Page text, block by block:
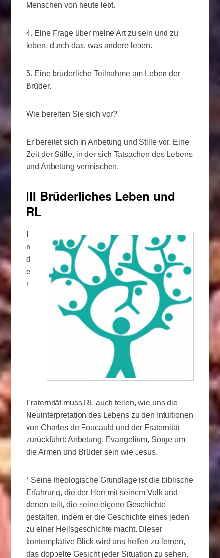
Menschen von heute lebt.
4. Eine Frage über meine Art zu sein und zu
leben, durch das, was andere leben.
5. Eine brüderliche Teilnahme am Leben der
Brüder.
Wie bereiten Sie sich vor?
Er bereitet sich in Anbetung und Stille vor. Eine
Zeit der Stille, in der sich Tatsachen des Lebens
und Anbetung vermischen.
III Brüderliches Leben und
RL
n
d
e
r
Fraternität muss RL auch teilen, wie uns die
Neuinterpretation des Lebens zu den Intuitionen
von Charles de Foucauld und der Fraternität
zurückführt: Anbetung, Evangelium, Sorge um
die Armen und Brüder sein wie Jesus.
* Seine theologische Grundlage ist die biblische
Erfahrung, die der Herr mit seinem Volk und
denen teilt, die seine eigene Geschichte
gestalten, indem er die Geschichte eines jeden
zu einer Heilsgeschichte macht. Dieser
kontemplative Blick wird uns helfen zu lernen,
das doppelte Gesicht jeder Situation zu sehen.